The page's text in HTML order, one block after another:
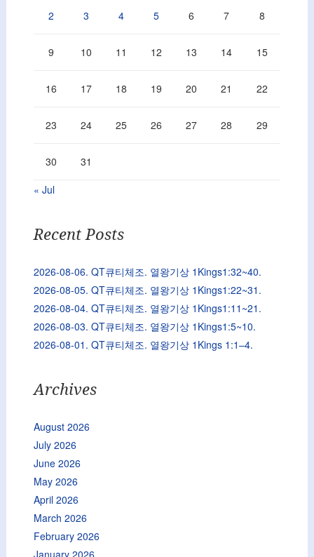
2 3 4 5 6 7 8
9 10 11 12 13 14 15
16 17 18 19 20 21 22
23 24 25 26 27 28 29
30
31
« Jul
Recent Posts
2026-08-06. QT큐티체조. 열왕기상 1Kings1:32~40.
2026-08-05. QT큐티체조. 열왕기상 1Kings1:22~31.
2026-08-04. QT큐티체조. 열왕기상 1Kings1:11~21.
2026-08-03. QT큐티체조. 열왕기상 1Kings1:5~10.
2026-08-01. QT큐티체조. 열왕기상 1Kings 1:1–4.
Archives
August 2026
July 2026
June 2026
May 2026
April 2026
March 2026
February 2026
January 2026